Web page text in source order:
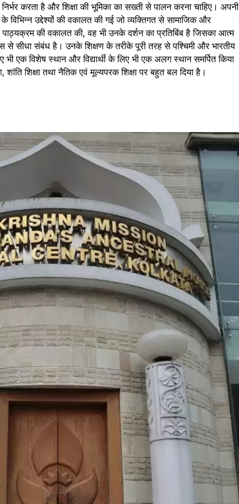
करता है और शिक्षा की भूमिका का सख्ती से पालन करना चाहिए। अपनी
के विभिन्न उद्देश्यों की वकालत की गई जो व्यक्तिगत से सामाजिक और
पाठ्यक्रम की वकालत की, वह भी उनके दर्शन का प्रतिबिंब है जिसका आत्म
से सीधा संबंध है। उनके शिक्षण के तरीके पूरी तरह से पश्चिमी और भारतीय
एक विशेष स्थान और विद्यार्थी के लिए भी एक अलग स्थान समर्पित किया
शांति शिक्षा तथा नैतिक एवं मूल्यपरक शिक्षा पर बहुत बल दिया है।